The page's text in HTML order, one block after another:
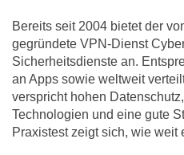
Bereits seit 2004 bietet der
gegründete VPN-Dienst
Sicherheitsdienste an.
an Apps sowie weltweit
verspricht hohen
Technologien und eine gute
Praxistest zeigt sich, wie weit